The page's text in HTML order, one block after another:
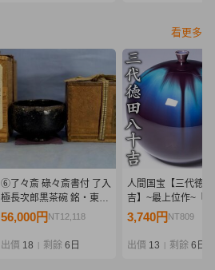
看更多
⑥了々斎 碌々斎書付 了入
極長次郎黒茶碗 銘・東陽
坊(二重箱)
56,000円 NT12,118
出價 18 剩餘 6日
人間国宝【三代徳
吉】~最上位作~『
壷』共箱 a862
3,740円 NT809
出價 13 剩餘 6日